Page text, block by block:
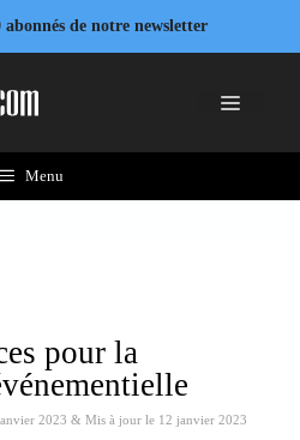
abonnés de notre newsletter
Menu
Menu
pour la
2023 & Mis à jour le 12 janvier 2023